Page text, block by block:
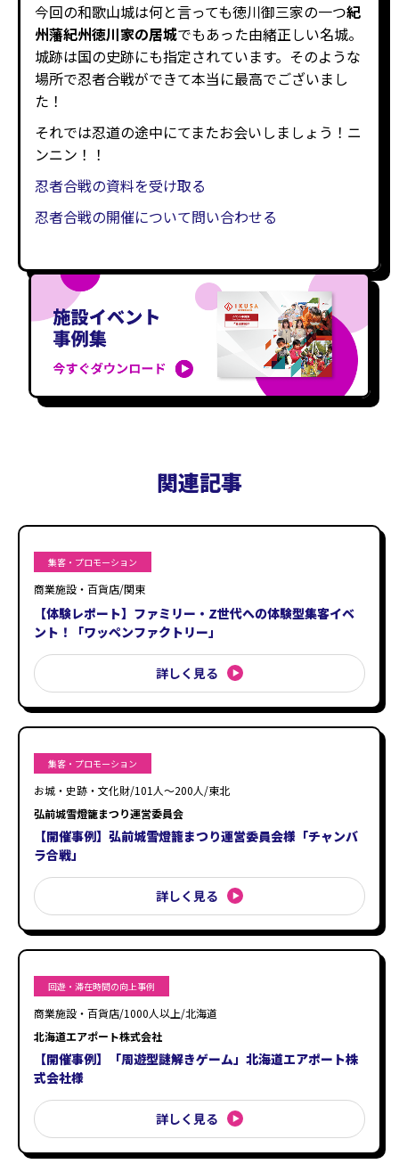
今回の和歌山城は何と言っても徳川御三家の一つ紀
州藩紀州徳川家の居城でもあった由緒正しい名城。
城跡は国の史跡にも指定されています。そのような
場所で忍者合戦ができて本当に最高でございまし
た！
それでは忍道の途中にてまたお会いしましょう！ニ
ンニン！！
忍者合戦の資料を受け取る
忍者合戦の開催について問い合わせる
関連記事
集客・プロモーション
商業施設・百貨店/関東
【体験レポート】ファミリー・Z世代への体験型集客イベ
ント！「ワッペンファクトリー」
詳しく見る
集客・プロモーション
お城・史跡・文化財/101人〜200人/東北
弘前城雪燈籠まつり運営委員会
【開催事例】弘前城雪燈籠まつり運営委員会様「チャンバ
ラ合戦」
詳しく見る
回遊・滞在時間の向上事例
商業施設・百貨店/1000人以上/北海道
北海道エアポート株式会社
【開催事例】「周遊型謎解きゲーム」北海道エアポート株
式会社様
詳しく見る